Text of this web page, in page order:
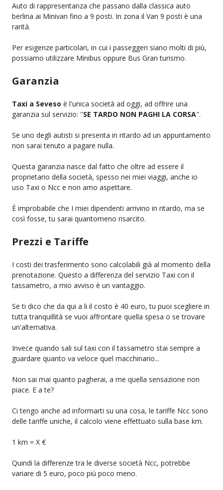
Auto di rappresentanza che passano dalla classica auto
berlina ai Minivan fino a 9 posti. In zona il Van 9 posti è una
rarità.
Per esigenze particolari, in cui i passeggeri siano molti di più,
possiamo utilizzare Minibus oppure Bus Gran turismo.
Garanzia
Taxi a Seveso è l'unica società ad oggi, ad offrire una
garanzia sul servizio: "SE TARDO NON PAGHI LA CORSA".
Se uno degli autisti si presenta in ritardo ad un appuntamento
non sarai tenuto a pagare nulla.
Questa garanzia nasce dal fatto che oltre ad essere il
proprietario della società, spesso nei miei viaggi, anche io
uso Taxi o Ncc e non amo aspettare.
È improbabile che I miei dipendenti arrivino in ritardo, ma se
così fosse, tu sarai quantomeno risarcito.
Prezzi e Tariffe
I costi dei trasferimento sono calcolabili già al momento della
prenotazione. Questo a differenza del servizio Taxi con il
tassametro, a mio avviso è un vantaggio.
Se ti dico che da qui a li il costo è 40 euro, tu puoi scegliere in
tutta tranquillità se vuoi affrontare quella spesa o se trovare
un'alternativa.
Invece quando sali sul taxi con il tassametro stai sempre a
guardare quanto va veloce quel macchinario...
Non sai mai quanto pagherai, a me quella sensazione non
piace. E a te?
Ci tengo anche ad informarti su una cosa, le tariffe Ncc sono
delle tariffe uniche, il calcolo viene effettuato sulla base km.
1 km = X €
Quindi la differenze tra le diverse società Ncc, potrebbe
variare di 5 euro, poco più poco meno.